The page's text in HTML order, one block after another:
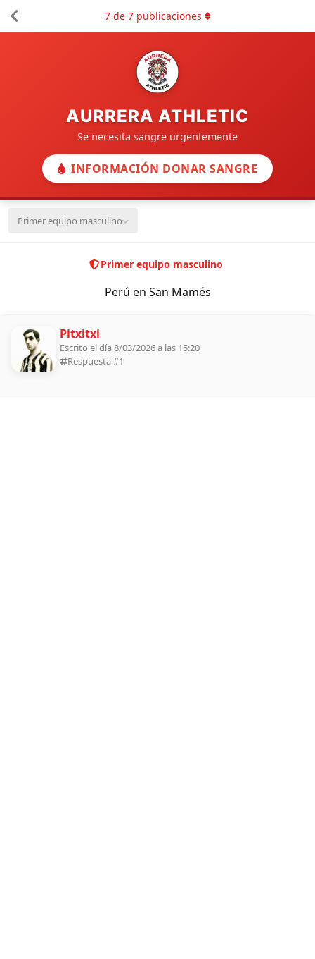
AURRERA ATHLETIC
Se necesita sangre urgentemente
INFORMACIÓN DONAR SANGRE
Primer equipo masculino
Primer equipo masculino
Perú en San Mamés
7de 7publicaciones
Pitxitxi
Escrito el día 8/03/2026 a las 15:20
Respuesta #1